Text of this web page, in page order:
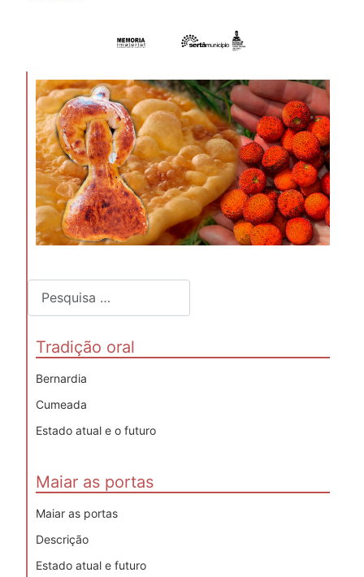
Tradição oral
Bernardia
Cumeada
Estado atual e o futuro
Maiar as portas
Maiar as portas
Descrição
Estado atual e futuro